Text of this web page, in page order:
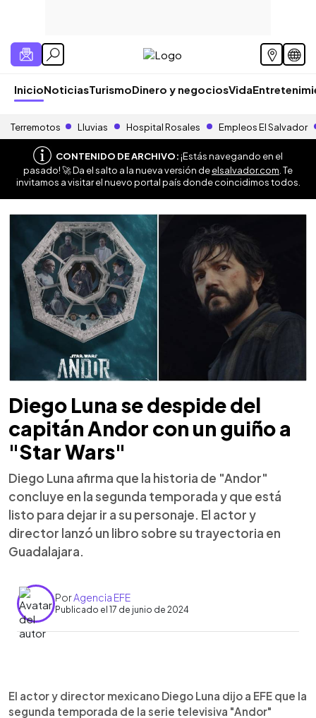
InicioNoticiasTurismoDinero y negociosVida
Terremotos Lluvias Hospital Rosales Empleos El Salvador
CONTENIDO DE ARCHIVO:¡Estás navegando en el
pasado! 🚀 Da el salto a la nueva versión deelsalvador.com . Te
invitamos a visitar el nuevo portal país donde coincidimos todos.
Diego Luna se despide del
capitán Andor con un guiño a
"Star Wars"
Diego Luna afirma que la historia de "Andor"
concluye en la segunda temporada y que está
listo para dejar ir a su personaje. El actor y
director lanzó un libro sobre su trayectoria en
Guadalajara.
PorAgencia EFE
Publicado el 17 de junio de 2024
Escuchar artículo
El actor y director mexicano Diego Luna dijo a EFE que la
segunda temporada de la serie televisiva "Andor"